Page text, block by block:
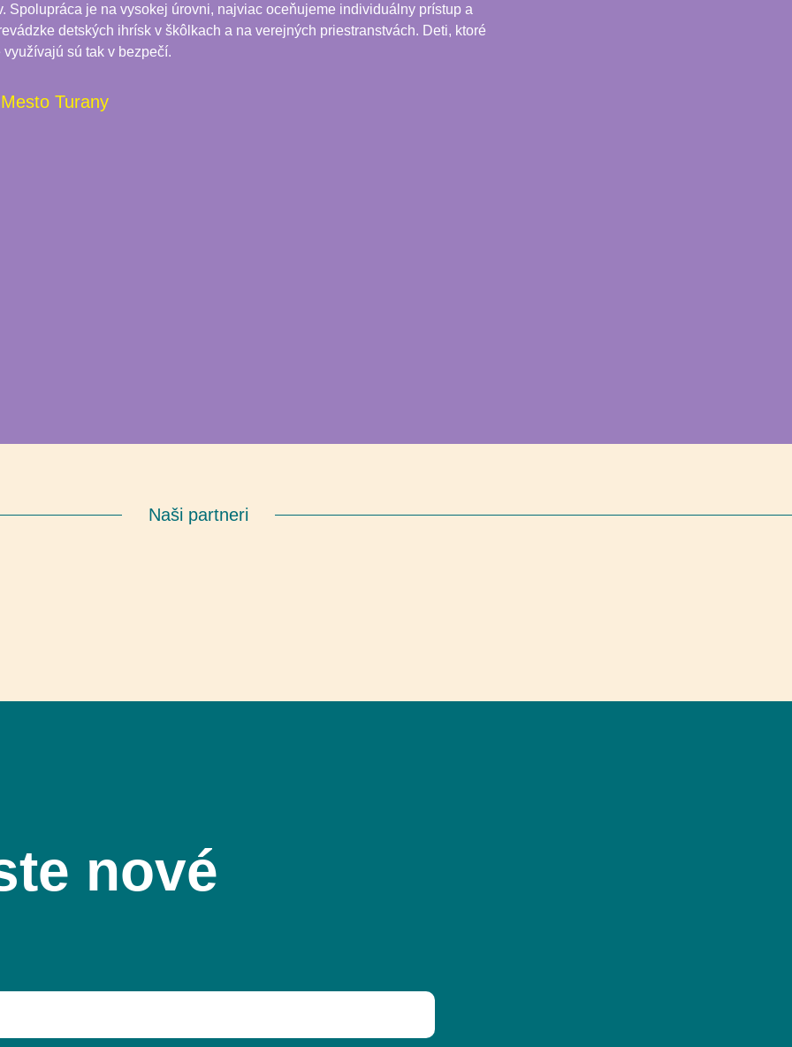
je na vysokej úrovni, najviac oceňujeme individuálny prístup a
detských ihrísk v škôlkach a na verejných priestranstvách. Deti, ktoré
sú tak v bezpečí.
Mesto Turany
Naši partneri
nové